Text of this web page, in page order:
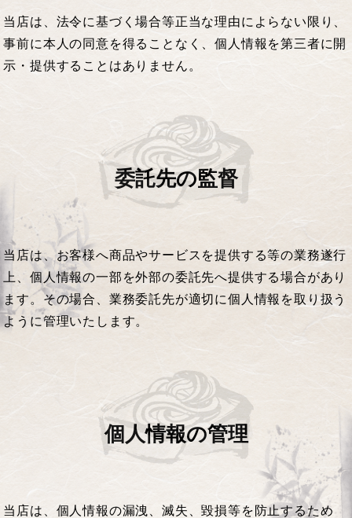
当店は、法令に基づく場合等正当な理由によらない限り、
事前に本人の同意を得ることなく、個人情報を第三者に開
示・提供することはありません。
委託先の監督
当店は、お客様へ商品やサービスを提供する等の業務遂行
上、個人情報の一部を外部の委託先へ提供する場合があり
ます。その場合、業務委託先が適切に個人情報を取り扱う
ように管理いたします。
個人情報の管理
当店は、個人情報の漏洩、滅失、毀損等を防止するため